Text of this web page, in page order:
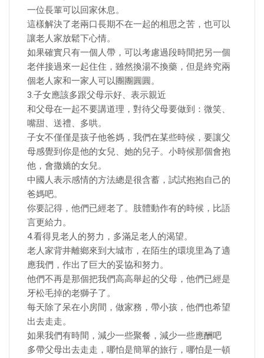
一位長輩可以回家休息。
這樣解決了老兩口長期不在一起的相思之苦，也可以
讓老人家放鬆下心情。
如果確實只有一個人帶，可以考慮過段時間把另一個
老伴接過來一起住住，雖然換湯不換藥，但是終究兩
個老人家和一家人可以團團圓圓。
3.子女應該多跟父母示好、表示親近
和父母在一起不要講道理，對待父母要做到：微笑、
嘴甜、送禮、多哄。
子女不僅僅是孩子他爸媽，我們在某些時候，要讓父
母感覺到你是他的女兒、她的兒子。小時候那個會抱
他，會撒嬌的女兒。
中國人表示感情的方法總是很含蓄，試試抱抱自己的
爸媽吧。
你要記得，他們已經老了。肢體動作有的時候，比語
言更給力。
4.看得見老人的努力，多滿足老人的渴望。
老人家背井離鄉來到大城市，在陌生的環境里為了適
應我們，作出了巨大的妥協和努力。
他們不再是那個把我們高高舉起的父母，他們已經是
牙松毛掉的老獅子了。
每天除了呆在小房間，做家務，帶小孩，他們也希望
出去走走。
如果我們有時間，減少一些聚餐，減少一些應酬吧
多帶父母出去走走，哪怕是簡單的旅行，哪怕是一頓